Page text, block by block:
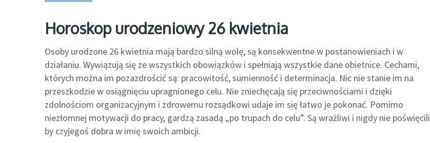
Horoskop urodzeniowy 26 kwietnia
Osoby urodzone 26 kwietnia mają bardzo silną wolę, są konsekwentne w postanowieniach i w
działaniu. Wywiązują się ze wszystkich obowiązków i spełniają wszystkie dane obietnice. Cechami,
których można im pozazdrościć są: pracowitość, sumienność i determinacja. Nic nie stanie im na
przeszkodzie w osiągnięciu upragnionego celu. Nie zniechęcają się przeciwnościami i dzięki
zdolnościom organizacyjnym i zdrowemu rozsądkowi udaje im się łatwo je pokonać. Pomimo
niezłomnej motywacji do pracy, gardzą zasadą „po trupach do celu”. Są wrażliwi i nigdy nie poświęcili
by czyjegoś dobra w imię swoich ambicji.